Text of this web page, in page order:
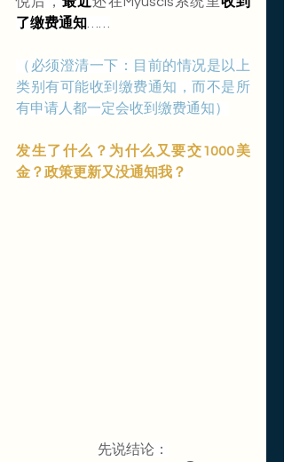
了缴费通知
（必须澄清一下：目前的情况是以上
类别有可能收到缴费通知，而不是所
有申请人都一定会收到缴费通知）
发生了什么？为什么又要交1000美
金？政策更新又没通知我？
先说结论：